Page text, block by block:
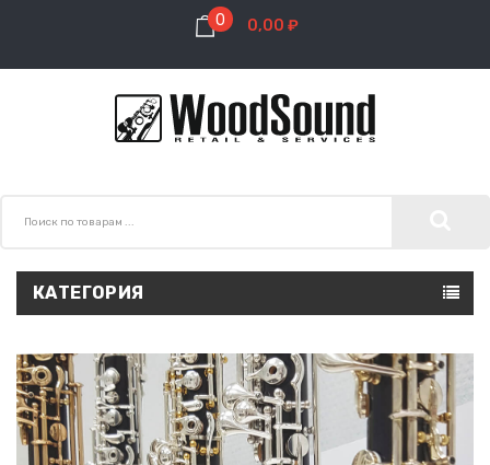
0 0,00 ₽
КАТЕГОРИЯ